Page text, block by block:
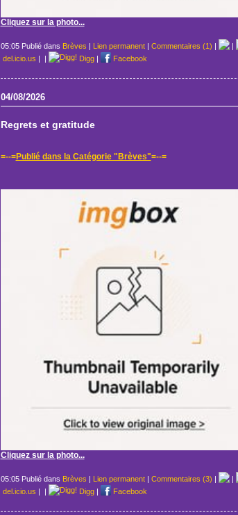
Cliquez sur la photo...
05:05 Publié dans Brèves | Lien permanent| Commentaires (1) |
|
del.icio.us | | Digg| Facebook
04/08/2026
Regrets et gratitude
=--=Publié dans la Catégorie "Brèves"=--=
Cliquez sur la photo...
05:05 Publié dans Brèves | Lien permanent| Commentaires (3) |
|
del.icio.us | | Digg| Facebook